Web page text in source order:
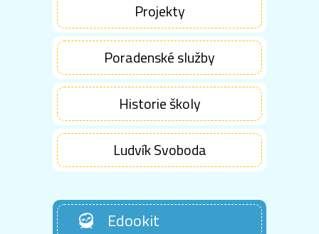
Projekty
Poradenské služby
Historie školy
Ludvík Svoboda
Edookit